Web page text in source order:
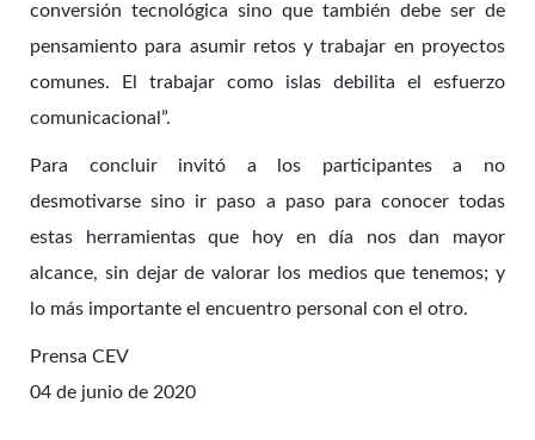
conversión tecnológica sino que también debe ser de
pensamiento para asumir retos y trabajar en proyectos
comunes. El trabajar como islas debilita el esfuerzo
comunicacional”.
Para concluir invitó a los participantes a no
desmotivarse sino ir paso a paso para conocer todas
estas herramientas que hoy en día nos dan mayor
alcance, sin dejar de valorar los medios que tenemos; y
lo más importante el encuentro personal con el otro.
Prensa CEV
04 de junio de 2020